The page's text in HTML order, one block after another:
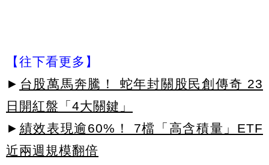
【往下看更多】
► 台股萬馬奔騰！ 蛇年封關股民創傳奇 23
日開紅盤「4大關鍵」
► 績效表現逾60%！ 7檔「高含積量」ETF
近兩週規模翻倍